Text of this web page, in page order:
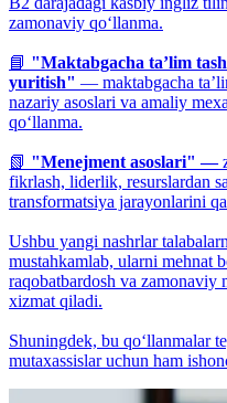
zamonaviy qo‘llanma.
📘 "Maktabgacha ta’lim
yuritish" — maktabgacha
nazariy asoslari va amaliy
qo‘llanma.
📗 "Menejment asoslari" —
fikrlash, liderlik, resurslardan
transformatsiya jarayonlarini
Ushbu yangi nashrlar
mustahkamlab, ularni mehnat
raqobatbardosh va zamonaviy
xizmat qiladi.
Shuningdek, bu qo‘llanmalar
mutaxassislar uchun ham